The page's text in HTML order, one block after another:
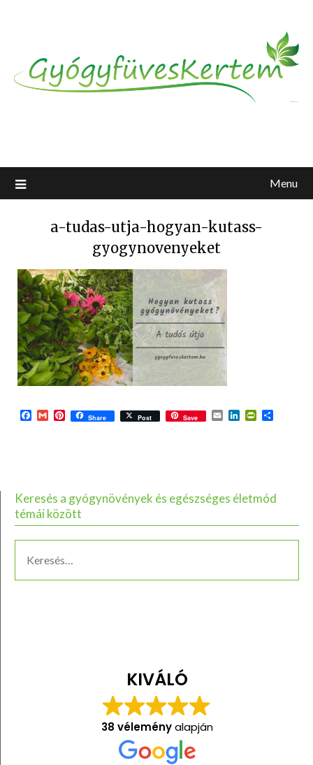
Menu
a-tudas-utja-hogyan-kutass-
gyogynovenyeket
Facebook
GmailPinterest
Share Post Save EmailLinkedIn
Keresés a gyógynövények és egészséges életmód
témái között
KIVÁLÓ
38 véleményalapján